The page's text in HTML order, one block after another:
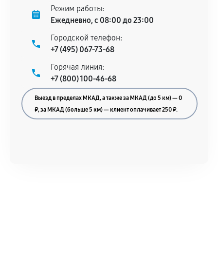
Несоответствие комплектующей заявленным
техническим характеристикам.
Документы для подтверждения
гарантии
Гарантийный талон.
Акт выполненных работ с датой, перечнем
услуг и сроком гарантии.
Режим работы:
Ежедневно, с 08:00 до 23:00
Городской телефон:
+7 (495) 067-73-68
Горячая линия:
+7 (800) 100-46-68
Выезд в пределах МКАД, а также за МКАД (до 5 км) — 0
₽, за МКАД (больше 5 км) — клиент оплачивает 250 ₽.